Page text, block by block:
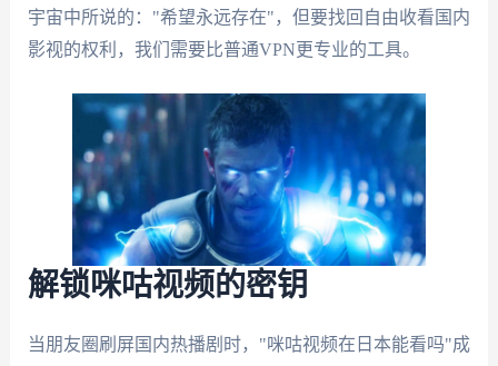
宇宙中所说的："希望永远存在"，但要找回自由收看国内
影视的权利，我们需要比普通VPN更专业的工具。
解锁咪咕视频的密钥
当朋友圈刷屏国内热播剧时，"咪咕视频在日本能看吗"成